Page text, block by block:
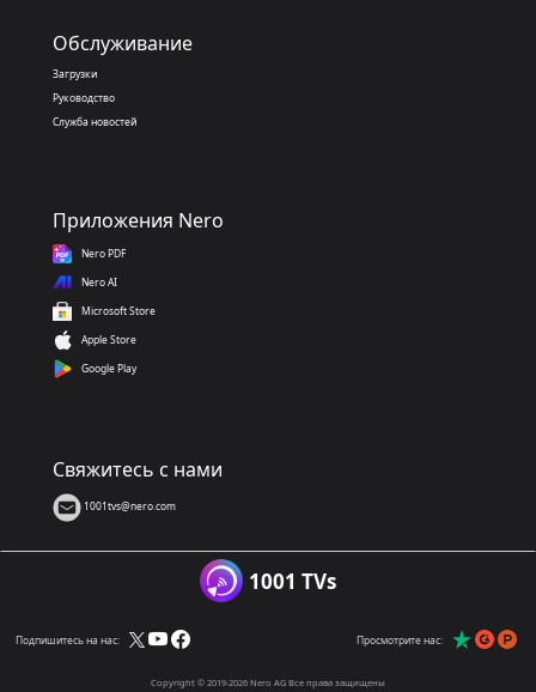
Обслуживание
Загрузки
Руководство
Служба новостей
Приложения Nero
Nero PDF
Nero AI
Microsoft Store
Apple Store
Google Play
Свяжитесь с нами
1001tvs@nero.com
1001 TVs
Подпишитесь на нас: Просмотрите нас:
Copyright © 2019-2026 Nero AG Все права защищены